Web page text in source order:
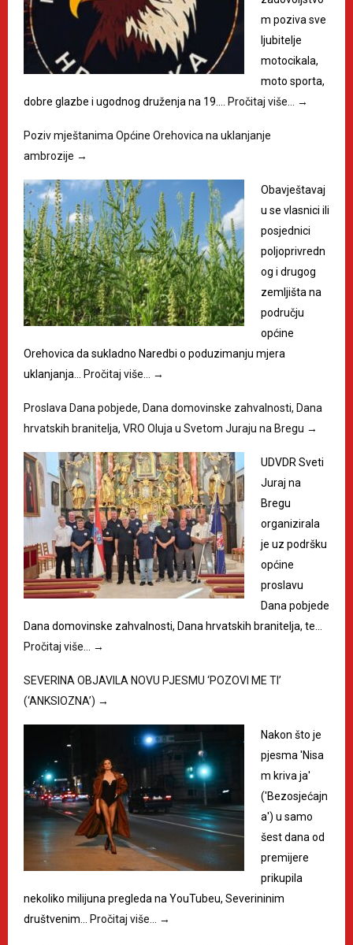
m poziva sve
ljubitelje
motocikala,
moto sporta,
dobre glazbe i ugodnog druženja na 19.…
Pročitaj više… →
Poziv mještanima Općine Orehovica na uklanjanje
ambrozije →
Obavještavaj
u se vlasnici ili
posjednici
poljoprivredn
og i drugog
zemljišta na
području
općine
Orehovica da sukladno Naredbi o poduzimanju mjera
uklanjanja…
Pročitaj više… →
Proslava Dana pobjede, Dana domovinske zahvalnosti, Dana
hrvatskih branitelja, VRO Oluja u Svetom Juraju na Bregu →
UDVDR Sveti
Juraj na
Bregu
organizirala
je uz podršku
općine
proslavu
Dana pobjede
Dana domovinske zahvalnosti, Dana hrvatskih branitelja, te…
Pročitaj više…
→
SEVERINA OBJAVILA NOVU PJESMU ‘POZOVI ME TI’
(‘ANKSIOZNA’) →
Nakon što je
pjesma 'Nisa
m kriva ja'
('Bezosjećajn
a') u samo
šest dana od
premijere
prikupila
nekoliko milijuna pregleda na YouTubeu, Severininim
društvenim…
Pročitaj više… →